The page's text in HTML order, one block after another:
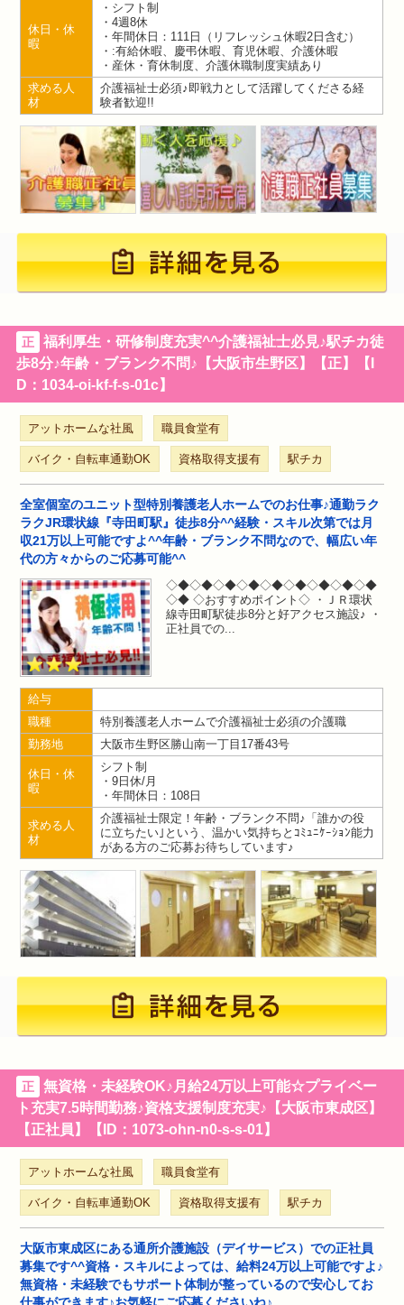
休日・休
暇
・シフト制
・4週8休
・年間休日：111日（リフレッシュ休暇2日含む）
・:有給休暇、慶弔休暇、育児休暇、介護休暇
・産休・育休制度、介護休職制度実績あり
求める人
材
介護福祉士必須♪即戦力として活躍してくださる経
験者歓迎!!
正
福利厚生・研修制度充実^^介護福祉士必見♪駅チカ徒
歩8分♪年齢・ブランク不問♪【大阪市生野区】【正】【I
D：1034-oi-kf-f-s-01c】
アットホームな社風 職員食堂有
バイク・自転車通勤OK 資格取得支援有 駅チカ
全室個室のユニット型特別養護老人ホームでのお仕事♪通勤ラク
ラクJR環状線『寺田町駅』徒歩8分^^経験・スキル次第では月
収21万以上可能ですよ^^年齢・ブランク不問なので、幅広い年
代の方々からのご応募可能^^
◇◆◇◆◇◆◇◆◇◆◇◆◇◆◇◆◇◆
◇◆ ◇おすすめポイント◇ ・ＪＲ環状
線寺田町駅徒歩8分と好アクセス施設♪ ・
正社員での
給与
職種
特別養護老人ホームで介護福祉士必須の介護職
勤務地
大阪市生野区勝山南一丁目17番43号
休日・休
暇
シフト制
・9日休/月
・年間休日：108日
求める人
材
介護福祉士限定！年齢・ブランク不問♪「誰かの役
に立ちたい｣という、温かい気持ちとｺﾐｭﾆｹｰｼｮﾝ能力
がある方のご応募お待ちしています♪
正
無資格・未経験OK♪月給24万以上可能☆プライベー
ト充実7.5時間勤務♪資格支援制度充実♪【大阪市東成区】
【正社員】【ID：1073-ohn-n0-s-s-01】
アットホームな社風 職員食堂有
バイク・自転車通勤OK 資格取得支援有 駅チカ
大阪市東成区にある通所介護施設（デイサービス）での正社員
募集です^^資格・スキルによっては、給料24万以上可能ですよ♪
無資格・未経験でもサポート体制が整っているので安心してお